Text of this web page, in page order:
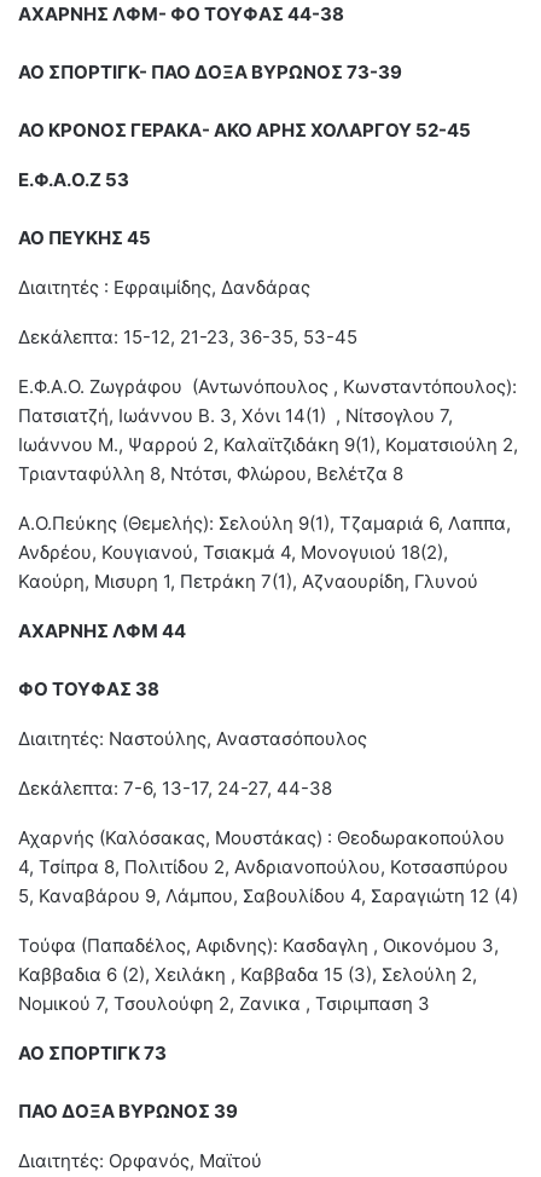
ΑΧΑΡΝΗΣ ΛΦΜ- ΦΟ ΤΟΥΦΑΣ 44-38
ΑΟ ΣΠΟΡΤΙΓΚ- ΠΑΟ ΔΟΞΑ ΒΥΡΩΝΟΣ 73-39
ΑΟ ΚΡΟΝΟΣ ΓΕΡΑΚΑ- ΑΚΟ ΑΡΗΣ ΧΟΛΑΡΓΟΥ 52-45
Ε.Φ.Α.Ο.Ζ 53
ΑΟ ΠΕΥΚΗΣ 45
Διαιτητές : Εφραιμίδης, Δανδάρας
Δεκάλεπτα: 15-12, 21-23, 36-35, 53-45
Ε.Φ.Α.Ο. Ζωγράφου (Αντωνόπουλος , Κωνσταντόπουλος):
Πατσιατζή, Ιωάννου Β. 3, Χόνι 14(1) , Νίτσογλου 7,
Ιωάννου Μ., Ψαρρού 2, Καλαϊτζιδάκη 9(1), Κοματσιούλη 2,
Τριανταφύλλη 8, Ντότσι, Φλώρου, Βελέτζα 8
Α.Ο.Πεύκης (Θεμελής): Σελούλη 9(1), Τζαμαριά 6, Λαππα,
Ανδρέου, Κουγιανού, Τσιακμά 4, Μονογυιού 18(2),
Καούρη, Μισυρη 1, Πετράκη 7(1), Αζναουρίδη, Γλυνού
ΑΧΑΡΝΗΣ ΛΦΜ 44
ΦΟ ΤΟΥΦΑΣ 38
Διαιτητές: Ναστούλης, Αναστασόπουλος
Δεκάλεπτα: 7-6, 13-17, 24-27, 44-38
Αχαρνής (Καλόσακας, Μουστάκας) : Θεοδωρακοπούλου
4, Τσίπρα 8, Πολιτίδου 2, Ανδριανοπούλου, Κοτσασπύρου
5, Καναβάρου 9, Λάμπου, Σαβουλίδου 4, Σαραγιώτη 12 (4)
Τούφα (Παπαδέλος, Αφιδνης): Κασδαγλη , Οικονόμου 3,
Καββαδια 6 (2), Χειλάκη , Καββαδα 15 (3), Σελούλη 2,
Νομικού 7, Τσουλούφη 2, Ζανικα , Τσιριμπαση 3
ΑΟ ΣΠΟΡΤΙΓΚ 73
ΠΑΟ ΔΟΞΑ ΒΥΡΩΝΟΣ 39
Διαιτητές: Ορφανός, Μαϊτού